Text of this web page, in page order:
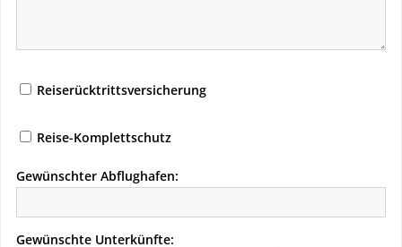
Reiserücktrittsversicherung
Reise-Komplettschutz
Gewünschter Abflughafen:
Gewünschte Unterkünfte: